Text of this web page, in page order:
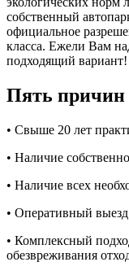
собственный
официальное
класса. Ежели Вам
подходящий вариант!
Пять причин
• Свыше 20 лет
• Наличие
• Наличие всех
• Оперативный выезд
• Комплексный
обезвреживания